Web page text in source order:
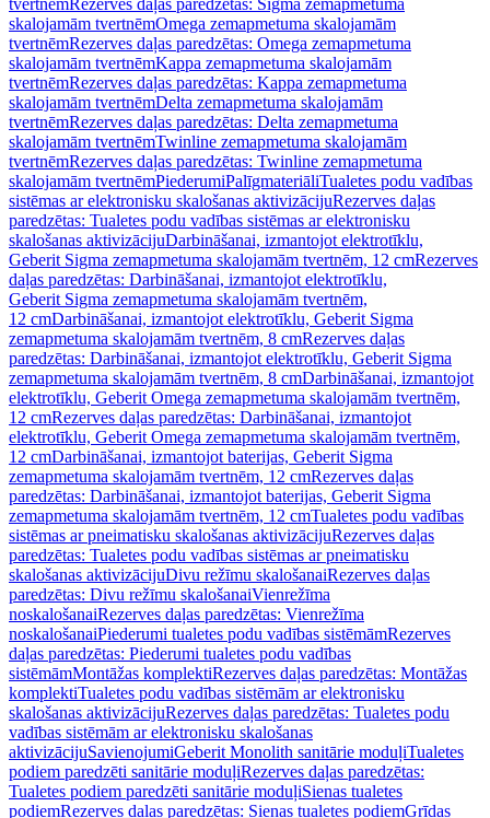
tvertnēmRezerves daļas paredzētas: Sigma zemapmetuma
skalojamām tvertnēmOmega zemapmetuma skalojamām
tvertnēmRezerves daļas paredzētas: Omega zemapmetuma
skalojamām tvertnēmKappa zemapmetuma skalojamām
tvertnēmRezerves daļas paredzētas: Kappa zemapmetuma
skalojamām tvertnēmDelta zemapmetuma skalojamām
tvertnēmRezerves daļas paredzētas: Delta zemapmetuma
skalojamām tvertnēmTwinline zemapmetuma skalojamām
tvertnēmRezerves daļas paredzētas: Twinline zemapmetuma
skalojamām tvertnēmPiederumiPalīgmateriāliTualetes podu vadības
sistēmas ar elektronisku skalošanas aktivizācijuRezerves daļas
paredzētas: Tualetes podu vadības sistēmas ar elektronisku
skalošanas aktivizācijuDarbināšanai, izmantojot elektrotīklu,
Geberit Sigma zemapmetuma skalojamām tvertnēm, 12 cmRezerves
daļas paredzētas: Darbināšanai, izmantojot elektrotīklu,
Geberit Sigma zemapmetuma skalojamām tvertnēm,
12 cmDarbināšanai, izmantojot elektrotīklu, Geberit Sigma
zemapmetuma skalojamām tvertnēm, 8 cmRezerves daļas
paredzētas: Darbināšanai, izmantojot elektrotīklu, Geberit Sigma
zemapmetuma skalojamām tvertnēm, 8 cmDarbināšanai, izmantojot
elektrotīklu, Geberit Omega zemapmetuma skalojamām tvertnēm,
12 cmRezerves daļas paredzētas: Darbināšanai, izmantojot
elektrotīklu, Geberit Omega zemapmetuma skalojamām tvertnēm,
12 cmDarbināšanai, izmantojot baterijas, Geberit Sigma
zemapmetuma skalojamām tvertnēm, 12 cmRezerves daļas
paredzētas: Darbināšanai, izmantojot baterijas, Geberit Sigma
zemapmetuma skalojamām tvertnēm, 12 cmTualetes podu vadības
sistēmas ar pneimatisku skalošanas aktivizācijuRezerves daļas
paredzētas: Tualetes podu vadības sistēmas ar pneimatisku
skalošanas aktivizācijuDivu režīmu skalošanaiRezerves daļas
paredzētas: Divu režīmu skalošanaiVienrežīma
noskalošanaiRezerves daļas paredzētas: Vienrežīma
noskalošanaiPiederumi tualetes podu vadības sistēmāmRezerves
daļas paredzētas: Piederumi tualetes podu vadības
sistēmāmMontāžas komplektiRezerves daļas paredzētas: Montāžas
komplektiTualetes podu vadības sistēmām ar elektronisku
skalošanas aktivizācijuRezerves daļas paredzētas: Tualetes podu
vadības sistēmām ar elektronisku skalošanas
aktivizācijuSavienojumiGeberit Monolith sanitārie moduļiTualetes
podiem paredzēti sanitārie moduļiRezerves daļas paredzētas:
Tualetes podiem paredzēti sanitārie moduļiSienas tualetes
podiemRezerves daļas paredzētas: Sienas tualetes podiemGrīdas